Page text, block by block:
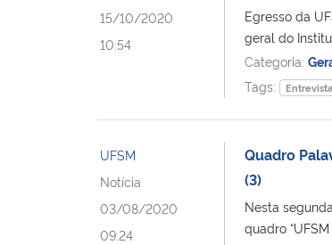
15/10/2020
10:54
Egresso da
geral do
Categoria:
Tags:
Entrevista
UFSM
Notícia
03/08/2020
09:24
Quadro
(3)
Nesta
quadro